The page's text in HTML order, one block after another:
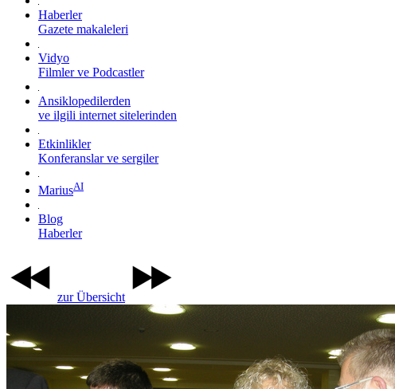
Haberler
Gazete makaleleri
Vidyo
Filmler ve Podcastler
Ansiklopedilerden
ve ilgili internet sitelerinden
Etkinlikler
Konferanslar ve sergiler
MariusAI
Blog
Haberler
zur Übersicht